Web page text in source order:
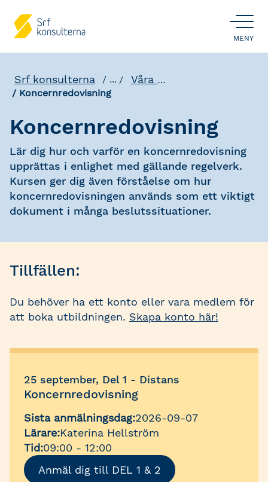
ÖPPNA
MENY
Srf konsulterna ... Våra utbildningar
Koncernredovisning
Koncernredovisning
Lär dig hur och varför en koncernredovisning
upprättas i enlighet med gällande regelverk.
Kursen ger dig även förståelse om hur
koncernredovisningen används som ett viktigt
dokument i många beslutssituationer.
Tillfällen:
Du behöver ha ett konto eller vara medlem för
att boka utbildningen. Skapa konto här!
25 september, Del 1 - Distans
Koncernredovisning
Sista anmälningsdag:2026-09-07
Lärare:Katerina Hellström
Tid:09:00 - 12:00
Anmäl dig till DEL 1 & 2